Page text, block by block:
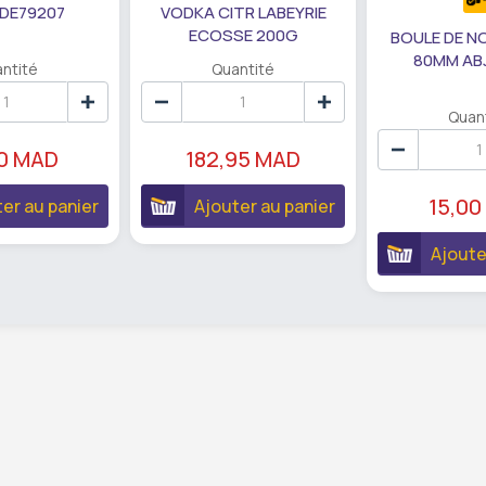
MAD
au panier
VODKA CITR LABEYRIE
ECOSSE 200G
Quantité
182,95 MAD
Ajouter au panier
BOULE DE
80MM